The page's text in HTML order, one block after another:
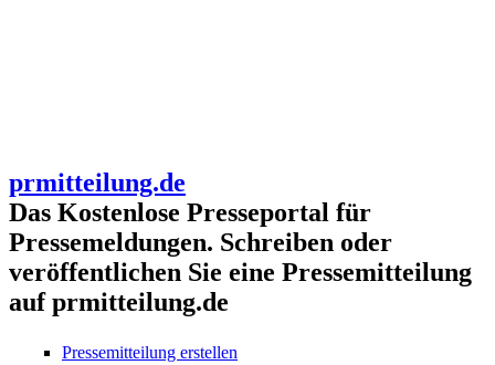
prmitteilung.de
Das Kostenlose Presseportal für
Pressemeldungen. Schreiben oder
veröffentlichen Sie eine Pressemitteilung
auf prmitteilung.de
Pressemitteilung erstellen